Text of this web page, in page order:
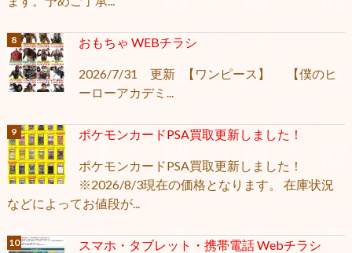
おもちゃ WEBチラシ
2026/7/31 更新 【ワンピース】 【僕のヒ
ーローアカデミ...
ポケモンカードPSA買取更新しました！
ポケモンカードPSA買取更新しました！
※2026/8/3現在の価格となります。 在庫状況
などによってお値段が...
スマホ・タブレット・携帯電話 Webチラシ